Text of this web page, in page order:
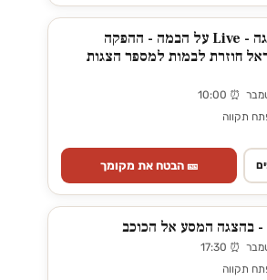
הדרדסים ההצגה - Live על הבמה - ההפקה
חוזרת לבמות למספר הצגות
תקווה
🎫 הבטח את מקומך
- בהצגה המסע אל הכוכב
תקווה